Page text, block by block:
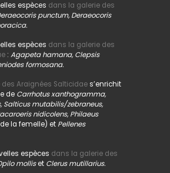
espèces dans la galerie des
punctum, Deraeocoris
espèces dans la galerie des
: Agapeta hamana, Clepsis
formosana.
des Araignées Salticidaes’enrichit
de Carrhotus xanthogramma,
Salticus mutabilis/zebraneus,
nidicolens, Philaeus
la femelle) et Pellenes
espèces dans la galerie des
molliset Clerus mutillarius.